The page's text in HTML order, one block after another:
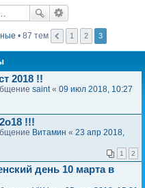
• 87 тем 1 2 3
2018 !!
saint« 09 июл 2018, 10:27
!!!
Витамин « 23 апр 2018,
1 2
день 10 марта в